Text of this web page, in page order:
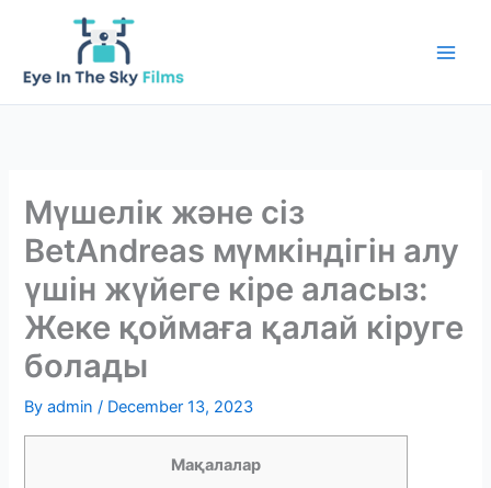
Мүшелік және сіз
BetAndreas мүмкіндігін алу
үшін жүйеге кіре аласыз:
Жеке қоймаға қалай кіруге
болады
Byadmin/ December 13, 2023
Мақалалар